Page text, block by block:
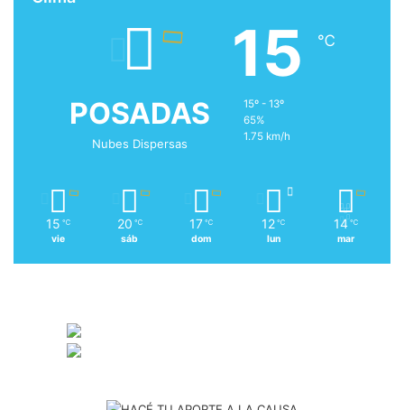
POSADAS
Nubes Dispersas
15 ℃
15º - 13º
65%
1.75 km/h
15 ℃
vie
20 ℃
sáb
17 ℃
dom
12 ℃
lun
14 ℃
mar